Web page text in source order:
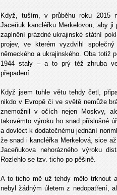
Když, tuším, v průběhu roku 2015
Jaceňuk kancléřku Merkelovou, aby
zaplnění prázdné ukrajinské státní
projev, ve kterém vyzdvihl
německého a ukrajinského. Oba totiž
1944 staly – a to prý též zhruba
přepadení.
Když jsem tuhle větu tehdy četl,
nikdo v Evropě či ve světě nemůže
znemožnil v očích nejen Moskvy,
takovémto výroku ho snad příslušné
a dovléct k dodatečnému jednání
že snad i kancléřka Merkelová, sice
Jaceňukova nehorázného výroku
Rozlehlo se tzv. ticho po pěšině.
A to ticho mě už tehdy mělo trknout
nebyl žádným úletem z nedopatření,